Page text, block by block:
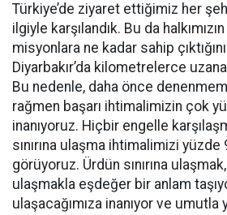
Türkiye’de ziyaret ettiğimiz her
ilgiyle karşılandık. Bu da
misyonlara ne kadar sahip
Diyarbakır’da kilometrelerce
Bu nedenle, daha önce
rağmen başarı ihtimalimizin çok
inanıyoruz. Hiçbir engelle
sınırına ulaşma ihtimalimizi yüzde
görüyoruz. Ürdün sınırına ulaşmak,
ulaşmakla eşdeğer bir anlam
ulaşacağımıza inanıyor ve